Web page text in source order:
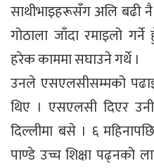
साथीभाइहरूसँग अलि बढी नै
गोठाला जाँदा रमाइलो
हरेक काममा सघाउने गर्थे ।
उनले एसएलसीसम्मको
थिए । एसएलसी दिएर
दिल्लीमा बसे । ६
पाण्डे उच्च शिक्षा पढ्नको